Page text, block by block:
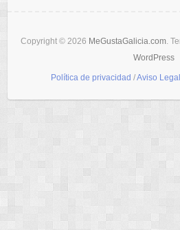
Copyright © 2026 MeGustaGalicia.com.
WordPress
Política de privacidad /Aviso Legal